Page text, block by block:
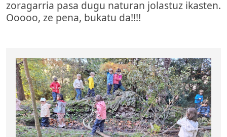
zoragarria pasa dugu naturan jolastuz ikasten.
Ooooo, ze pena, bukatu da!!!!